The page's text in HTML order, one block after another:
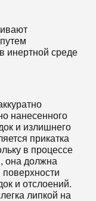
инертной среде
нанесенного
и излишнего
прикатка
в процессе
она должна
и отслоений.
липкой на